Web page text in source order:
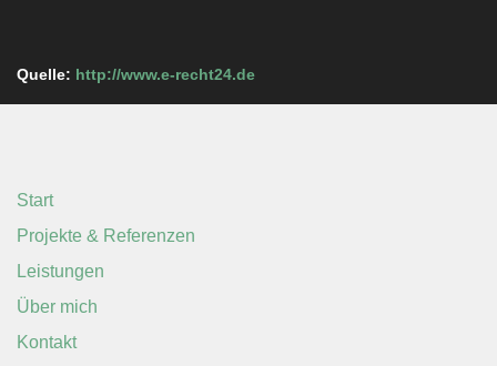
Quelle: http://www.e-recht24.de
Start
Projekte & Referenzen
Leistungen
Über mich
Kontakt